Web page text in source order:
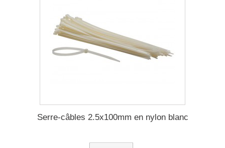
Serre-câbles 2.5x100mm en nylon blanc